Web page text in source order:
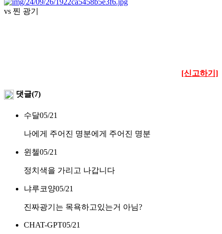
vs 찐 광기
[신고하기]
댓글(7)
수달05/21
나에게 주어진 명분에게 주어진 명분
윈첼05/21
정치색을 가리고 나갑니다
냐루코양05/21
진짜광기는 목욕하고있는거 아님?
CHAT-GPT05/21